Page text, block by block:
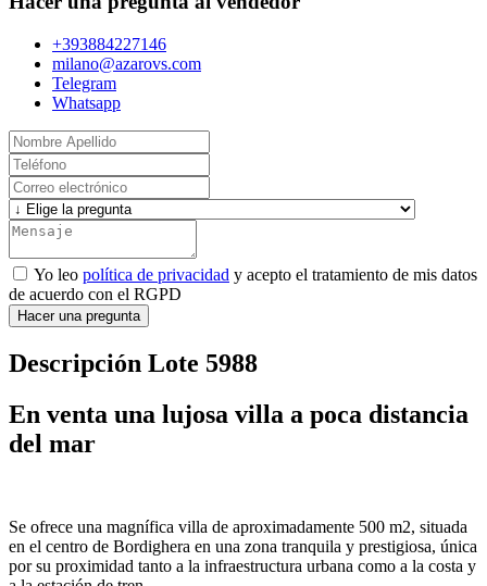
+393884227146
milano@azarovs.com
Telegram
Whatsapp
Yo leo política de privacidad y acepto el tratamiento de mis datos
de acuerdo con el RGPD
Hacer una pregunta
Descripción Lote 5988
En venta una lujosa villa a poca distancia
del mar
Se ofrece una magnífica villa de aproximadamente 500 m2, situada
en el centro de Bordighera en una zona tranquila y prestigiosa, única
por su proximidad tanto a la infraestructura urbana como a la costa y